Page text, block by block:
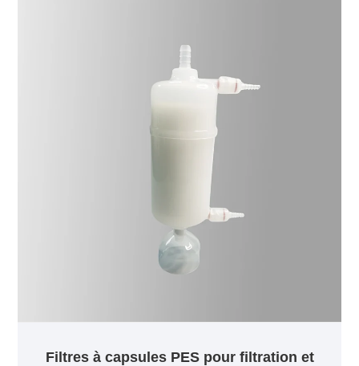
Filtres à capsules PES pour filtration et